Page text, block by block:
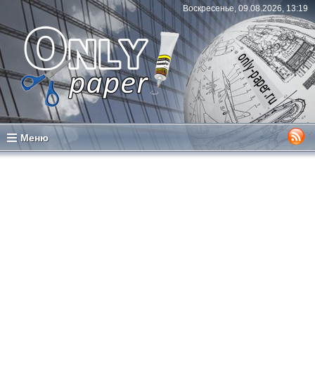
Воскресенье, 09.08.2026, 13:19
Меню